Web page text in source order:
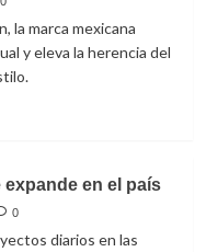
la marca mexicana
y eleva la herencia del
en el país
0
diarios en las